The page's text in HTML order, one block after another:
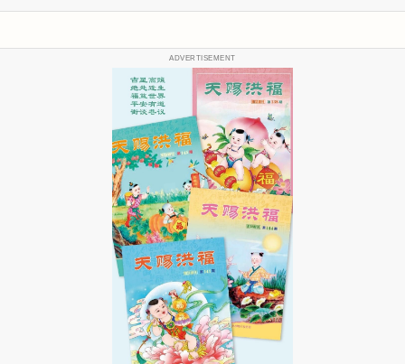
ADVERTISEMENT